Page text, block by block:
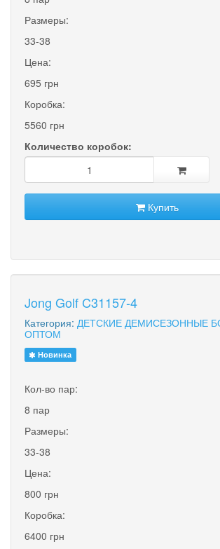
Размеры:
33-38
Цена:
695 грн
Коробка:
5560 грн
Количество коробок:
Купить
Jong Golf C31157-4
Категория: ДЕТСКИЕ ДЕМИСЕЗОННЫЕ
ОПТОМ
Новинка
Кол-во пар:
8 пар
Размеры:
33-38
Цена:
800 грн
Коробка:
6400 грн